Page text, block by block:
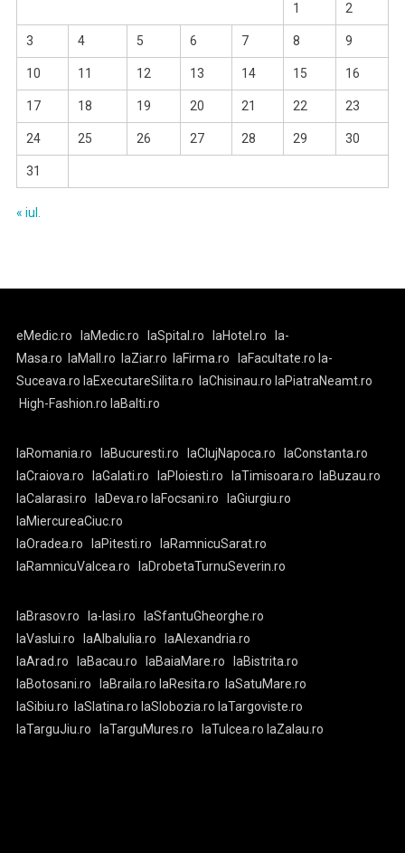
1 2
3 4 5 6 7 8 9
10 11 12 13 14 15 16
17 18 19 20 21 22 23
24 25 26 27 28 29 30
31
« iul.
eMedic.ro laMedic.ro laSpital.ro laHotel.ro
la-
Masa.ro
laMall.ro laZiar.ro laFirma.ro laFacultate.ro la-
Suceava.ro laExecutareSilita.ro laChisinau.ro laPiatraNeamt.ro
High-Fashion.ro laBalti.ro
laRomania.ro laBucuresti.ro laClujNapoca.ro
laConstanta.ro
laCraiova.ro
laGalati.ro laPloiesti.ro laTimisoara.ro
laBuzau.ro
laCalarasi.ro
laDeva.ro laFocsani.ro
laGiurgiu.ro
laMiercureaCiuc.ro
laOradea.ro
laPitesti.ro
laRamnicuSarat.ro
laRamnicuValcea.ro
laDrobetaTurnuSeverin.ro
laBrasov.ro la-Iasi.ro
laSfantuGheorghe.ro
laVaslui.ro
laAlbaIulia.ro
laAlexandria.ro
laArad.ro
laBacau.ro laBaiaMare.ro
laBistrita.ro
laBotosani.ro
laBraila.ro laResita.ro
laSatuMare.ro
laSibiu.ro
laSlatina.ro laSlobozia.ro laTargoviste.ro
laTarguJiu.ro
laTarguMures.ro laTulcea.ro laZalau.ro